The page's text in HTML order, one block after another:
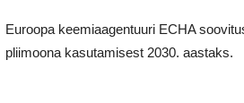
Euroopa keemiaagentuuri ECHA
pliimoona kasutamisest 2030. aastaks.